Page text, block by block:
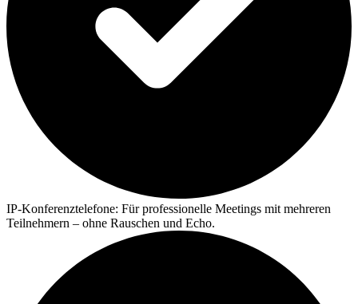
IP-Konferenztelefone: Für professionelle Meetings mit mehreren
Teilnehmern – ohne Rauschen und Echo.